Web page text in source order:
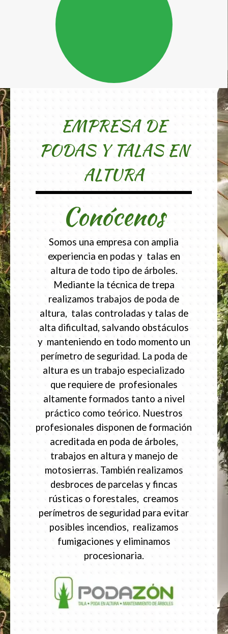
EMPRESA DE
PODAS Y TALAS EN
ALTURA
Conócenos
Somos una empresa con amplia
experiencia en podas y talas en
altura de todo tipo de árboles.
Mediante la técnica de trepa
realizamos trabajos de poda de
altura, talas controladas y talas de
alta dificultad, salvando obstáculos
y manteniendo en todo momento un
perímetro de seguridad. La poda de
altura es un trabajo especializado
que requiere de profesionales
altamente formados tanto a nivel
práctico como teórico. Nuestros
profesionales disponen de formación
acreditada en poda de árboles,
trabajos en altura y manejo de
motosierras. También realizamos
desbroces de parcelas y fincas
rústicas o forestales, creamos
perímetros de seguridad para evitar
posibles incendios, realizamos
fumigaciones y eliminamos
procesionaria.